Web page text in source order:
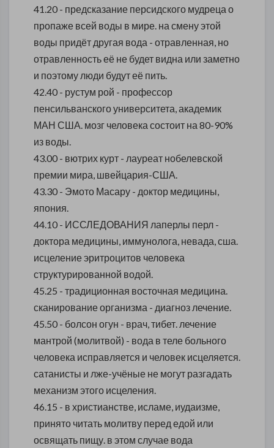
41.20 - предсказание персидского мудреца о
пропаже всей воды в мире. на смену этой
воды придёт другая вода - отравленная, но
отравленность её не будет видна или заметно
и поэтому люди будут её пить.
42.40 - рустум рой - профессор
пенсильванского университета, академик
МАН США. мозг человека состоит на 80-90%
из воды.
43.00 - вютрих курт - лауреат нобелевской
премии мира, швейцария-США.
43.30 - Эмото Масару - доктор медицины,
япония.
44.10 - ИССЛЕДОВАНИЯ лаперлы перл -
доктора медицины, иммунолога, невада, сша.
исцеление эритроцитов человека
структурированной водой.
45.25 - традиционная восточная медицина.
сканирование организма - диагноз лечение.
45.50 - болсон огун - врач, тибет. лечение
мантрой (молитвой) - вода в теле больного
человека исправляется и человек исцеляется.
сатанисты и лже-учёные не могут разгадать
механизм этого исцеления.
46.15 - в христианстве, исламе, иудаизме,
принято читать молитву перед едой или
освящать пищу. в этом случае вода